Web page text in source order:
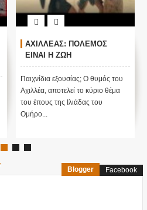
ΑΧΙΛΛΕΑΣ: ΠΟΛΕΜΟΣ
ΕΙΝΑΙ Η ΖΩΗ
Παιχνίδια εξουσίας; Ο θυμός του
Αχιλλέα, αποτελεί το κύριο θέμα
του έπους της Ιλιάδας του
Ομήρο...
Blogger Facebook